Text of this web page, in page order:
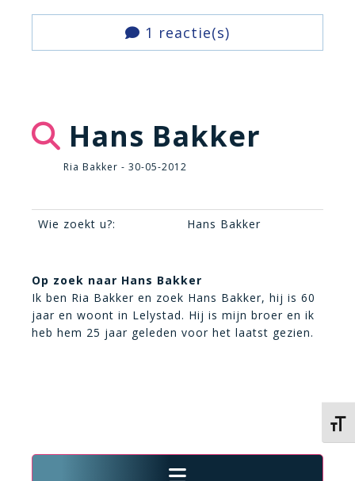
1 reactie(s)
Hans Bakker
Ria Bakker - 30-05-2012
Wie zoekt u?: Hans Bakker
Op zoek naar Hans Bakker
Ik ben Ria Bakker en zoek Hans Bakker, hij is 60
jaar en woont in Lelystad. Hij is mijn broer en ik
heb hem 25 jaar geleden voor het laatst gezien.